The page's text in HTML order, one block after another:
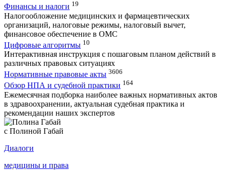
Финансы и налоги 19
Налогообложение медицинских и фармацевтических
организаций, налоговые режимы, налоговый вычет,
финансовое обеспечение в ОМС
Цифровые алгоритмы 10
Интерактивная инструкция с пошаговым планом действий в
различных правовых ситуациях
Нормативные правовые акты 3606
Обзор НПА и судебной практики 164
Ежемесячная подборка наиболее важных нормативных актов
в здравоохранении, актуальная судебная практика и
рекомендации наших экспертов
с Полиной Габай
Диалоги
медицины и права